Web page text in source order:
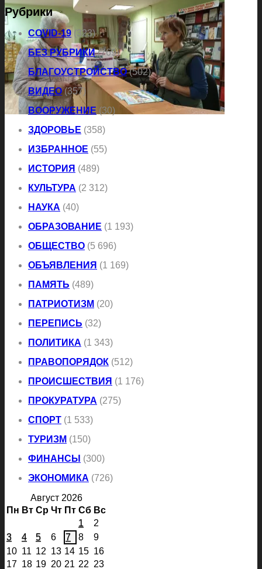
Рубрики
COVID-19 (323)
БЕЗ РУБРИКИ(769)
БЛАГОУСТРОЙСТВО(502)
ВИДЕО(357)
ВООРУЖЕНИЕ (30)
ЗДОРОВЬЕ (358)
ИЗБРАННОЕ (55)
ИСТОРИЯ (489)
КУЛЬТУРА (2 312)
НАУКА (40)
ОБРАЗОВАНИЕ (1 193)
ОБЩЕСТВО (5 696)
ОБЪЯВЛЕНИЯ (1 169)
ПАМЯТЬ (489)
ПАТРИОТИЗМ (20)
ПЕРЕПИСЬ (32)
ПОЛИТИКА (1 343)
ПРАВОПОРЯДОК (512)
ПРОИСШЕСТВИЯ (1 176)
ПРОКУРАТУРА (275)
СПОРТ (1 533)
ТУРИЗМ (150)
ФИНАНСЫ (300)
ЭКОНОМИКА (726)
Август 2026
Пн Вт Ср Чт Пт Сб Вс
1
2
3
4 5 6 7 8
9
10 11 12 13 14 15 16
17 18 19 20 21 22 23